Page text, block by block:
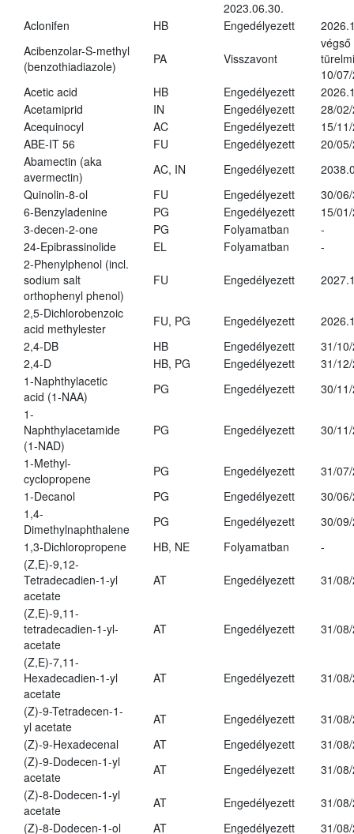
2023.06.30.
Aclonifen
HB Engedélyezett
Acibenzolar-S-methyl
(benzothiadiazole)
PA Visszavont
végső
10/
Acetic acid
HB Engedélyezett
Acetamiprid
IN Engedélyezett
28/
Acequinocyl
AC Engedélyezett
15/
ABE-IT 56
FU Engedélyezett
20/
Abamectin (aka
avermectin)
AC, IN Engedélyezett
Quinolin-8-ol
FU Engedélyezett
30/
6-Benzyladenine
PG Engedélyezett
15/
3-decen-2-one
PG Folyamatban
-
24-Epibrassinolide
EL Folyamatban
-
2-Phenylphenol (incl.
sodium salt
orthophenyl phenol)
FU Engedélyezett
2,5-Dichlorobenzoic
acid methylester
FU, PG Engedélyezett
2,4-DB
HB Engedélyezett
31/
2,4-D
HB, PG Engedélyezett
31/
1-Naphthylacetic
acid (1-NAA)
PG Engedélyezett
30/
1-
Naphthylacetamide
(1-NAD)
PG Engedélyezett 30/
1-Methyl-
cyclopropene
PG Engedélyezett
31/
1-Decanol
PG Engedélyezett
30/
1,4-
Dimethylnaphthalene
PG Engedélyezett
30/
1,3-Dichloropropene
HB, NE Folyamatban
-
(Z,E)-9,12-
Tetradecadien-1-yl
acetate
AT Engedélyezett 31/
(Z,E)-9,11-
tetradecadien-1-yl-
acetate
AT Engedélyezett 31/
(Z,E)-7,11-
Hexadecadien-1-yl
acetate
AT Engedélyezett 31/
(Z)-9-Tetradecen-1-
yl acetate
AT Engedélyezett
31/
(Z)-9-Hexadecenal
AT Engedélyezett
31/
(Z)-9-Dodecen-1-yl
acetate
AT Engedélyezett
31/
(Z)-8-Dodecen-1-yl
acetate
AT Engedélyezett
31/
(Z)-8-Dodecen-1-ol
AT Engedélyezett
31/